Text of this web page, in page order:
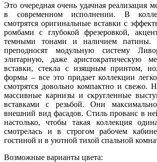
Это очередная очень удачная реализация
в современном исполнении. В
смотрятся оригинальные вставки с
ромбами с глубокой фрезеровкой,
темными тонами и наличием патины.
преподносят модульную систему
элитарную, даже аристократическую
вставки, стекла с изящным принтом,
формы – все это придает коллекции
смотрятся довольно компактно и свежо.
массивные карнизы и скругленные
вставками с резьбой. Они
внешний вид фасадов. Стиль прованс в
настолько, чтобы такая коллекция
смотрелась и в строгом рабочем
гостиной и в уютной тихой спальной
Возможные варианты цвета: